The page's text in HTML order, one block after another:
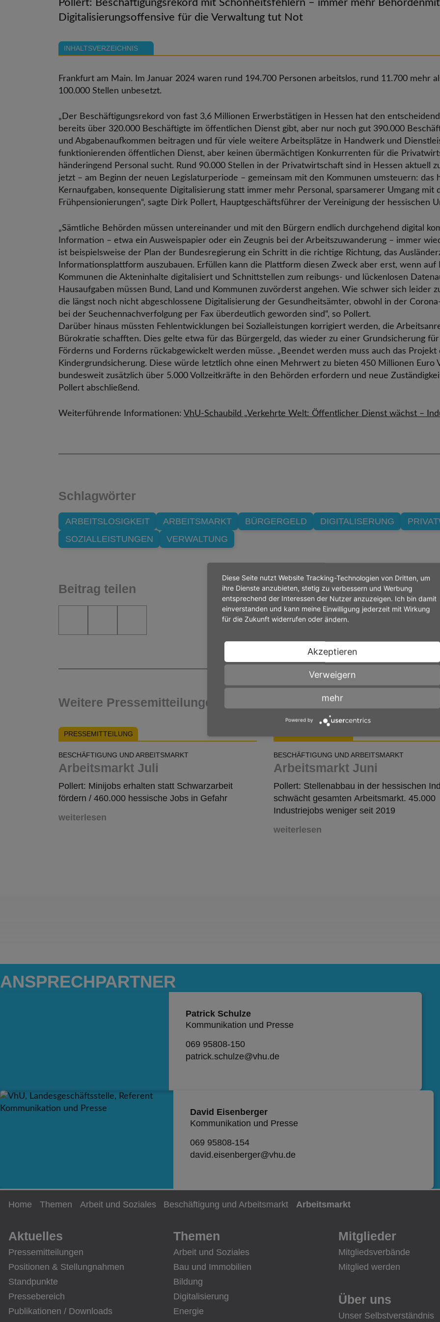
Pollert: Beschäftigungsrekord mit Schönheitsfehlern – immer mehr
Digitalisierungsoffensive für die Verwaltung tut Not
INHALTSVERZEICHNIS
Frankfurt am Main. Im Januar 2024 waren rund 194.700 Personen arbeitslos, rund 11.700 mehr
100.000 Stellen unbesetzt.
„Der Beschäftigungsrekord von fast 3,6 Millionen Erwerbstätigen in Hessen hat den
bereits über 320.000 Beschäftigte im öffentlichen Dienst gibt, aber nur noch gut 390.000
und Abgabenaufkommen beitragen und für viele weitere Arbeitsplätze in Handwerk und
funktionierenden öffentlichen Dienst, aber keinen übermächtigen Konkurrenten für die
händeringend Personal sucht. Rund 90.000 Stellen in der Privatwirtschaft sind in Hessen aktuell
jetzt – am Beginn der neuen Legislaturperiode – gemeinsam mit den Kommunen umsteuern:
Kernaufgaben, konsequente Digitalisierung statt immer mehr Personal, sparsamerer Umgang
Frühpensionierungen“, sagte Dirk Pollert, Hauptgeschäftsführer der Vereinigung der hessischen
„Sämtliche Behörden müssen untereinander und mit den Bürgern endlich durchgehend digital
Information – etwa ein Ausweispapier oder ein Zeugnis bei der Arbeitszuwanderung – immer
ist beispielsweise der Plan der Bundesregierung ein Schritt in die richtige Richtung, das
Informationsplattform auszubauen. Erfüllen kann die Plattform diesen Zweck aber erst, wenn
Kommunen die Akteninhalte digitalisiert und Schnittstellen zum reibungs- und lückenlosen
Hausaufgaben müssen Bund, Land und Kommunen zuvörderst angehen. Wie schwer sich leider
die längst noch nicht abgeschlossene Digitalisierung der Gesundheitsämter, obwohl in der
bei der Seuchennachverfolgung per Fax überdeutlich geworden sind“, so Pollert.
Darüber hinaus müssten Fehlentwicklungen bei Sozialleistungen korrigiert werden, die
Bürokratie schafften. Dies gelte etwa für das Bürgergeld, das wieder zu einer Grundsicherung
Förderns und Forderns rückabgewickelt werden müsse. „Beendet werden muss auch das
Kindergrundsicherung. Diese würde letztlich ohne einen Mehrwert zu bieten 450 Millionen Euro
bundesweit zusätzlich über 5.000 Vollzeitkräfte in den Behörden erfordern und neue
Pollert abschließend.
Weiterführende Informationen: VhU-Schaubild „Verkehrte Welt: Öffentlicher Dienst wächst –
Schlagwörter
ARBEITSLOSIGKEIT ARBEITSMARKT BÜRGERGELD DIGITALISERUNG
SOZIALLEISTUNGEN
VERWALTUNG
Beitrag teilen
Weitere Pressemitteilungen zum Thema Beschäftigung und
PRESSEMITTEILUNG
BESCHÄFTIGUNG UND ARBEITSMARKT
Arbeitsmarkt Juli
Pollert: Minijobs erhalten statt Schwarzarbeit
fördern / 460.000 hessische Jobs in Gefahr
weiterlesen
BESCHÄFTIGUNG UND ARBEITSMARKT
Arbeitsmarkt Juni
Pollert: Stellenabbau in der hessischen
schwächt gesamten Arbeitsmarkt. 45.000
Industriejobs weniger seit 2019
weiterlesen
ANSPRECH­PARTNER
Patrick Schulze
Kommunikation und Presse
069 95808-150
patrick.schulze@vhu.de
David Eisenberger
Kommunikation und Presse
069 95808-154
david.eisenberger@vhu.de
Home Themen Arbeit und Soziales Beschäftigung und Arbeitsmarkt Arbeitsmarkt
Aktuelles
Pressemitteilungen
Positionen & Stellungnahmen
Standpunkte
Pressebereich
Publikationen / Downloads
Themen
Arbeit und Soziales
Bau und Immobilien
Bildung
Digitalisierung
Energie
Mitglieder
Mitgliedsverbände
Mitglied werden
Über uns
Unser Selbstverständnis
Diese Seite nutzt Website Tracking-Technologien von Dritten, um
ihre Dienste anzubieten, stetig zu verbessern und Werbung
entsprechend der Interessen der Nutzer anzuzeigen. Ich bin damit
einverstanden und kann meine Einwilligung jederzeit mit Wirkung
für die Zukunft widerrufen oder ändern.
Akzeptieren
Verweigern
mehr
Powered by